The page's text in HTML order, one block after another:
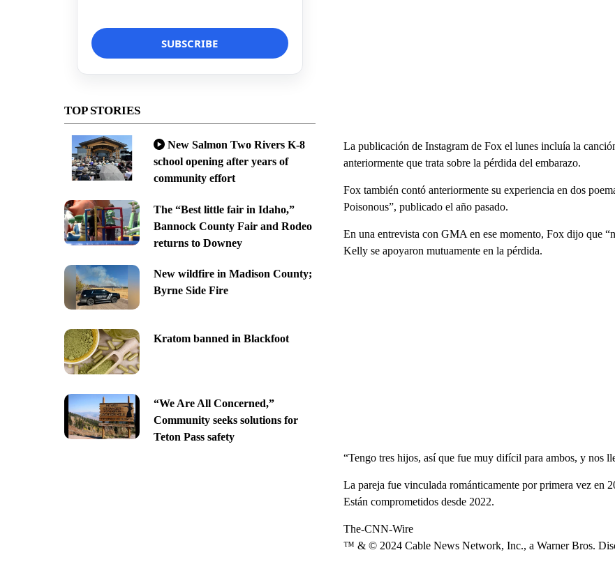
TOP STORIES
New Salmon Two Rivers K-8
school opening after years of
community effort
The “Best little fair in Idaho,”
Bannock County Fair and Rodeo
returns to Downey
New wildfire in Madison County;
Byrne Side Fire
Kratom banned in Blackfoot
“We Are All Concerned,”
Community seeks solutions for
Teton Pass safety
La publicación de Instagram de Fox el lunes incluía la
anteriormente que trata sobre la pérdida del embarazo.
Fox también contó anteriormente su experiencia en dos
Poisonous”, publicado el año pasado.
En una entrevista con GMA en ese momento, Fox dijo que
Kelly se apoyaron mutuamente en la pérdida.
“Tengo tres hijos, así que fue muy difícil para ambos, y nos
La pareja fue vinculada románticamente por primera vez en
Están comprometidos desde 2022.
The-CNN-Wire
™ & © 2024 Cable News Network, Inc., a Warner Bros.